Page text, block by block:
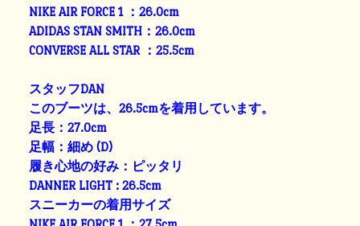
NIKE AIR FORCE 1 ：26.0cm
ADIDAS STAN SMITH：26.0cm
CONVERSE ALL STAR ：25.5cm
スタッフDAN
このブーツは、26.5cmを着用しています。
足長：27.0cm
足幅：細め (D)
履き心地の好み：ピッタリ
DANNER LIGHT : 26.5cm
スニーカーの着用サイズ